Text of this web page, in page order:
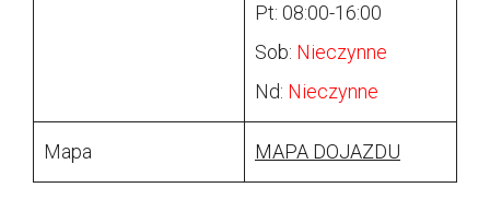
Pt: 08:00-16:00
Sob: Nieczynne
Nd: Nieczynne
Mapa MAPA DOJAZDU